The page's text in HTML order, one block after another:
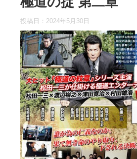
投稿日： 2024年5月30日